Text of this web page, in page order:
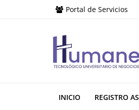
Portal de Servicios
INICIO REGISTRO